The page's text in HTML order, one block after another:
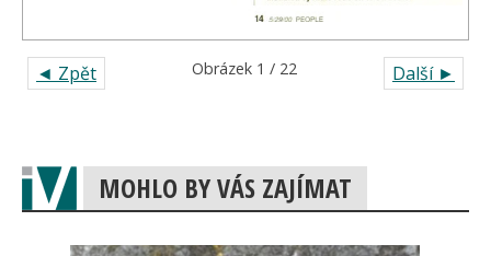
◄ Zpět Další ►
Obrázek 1 / 22
MOHLO BY VÁS ZAJÍMAT